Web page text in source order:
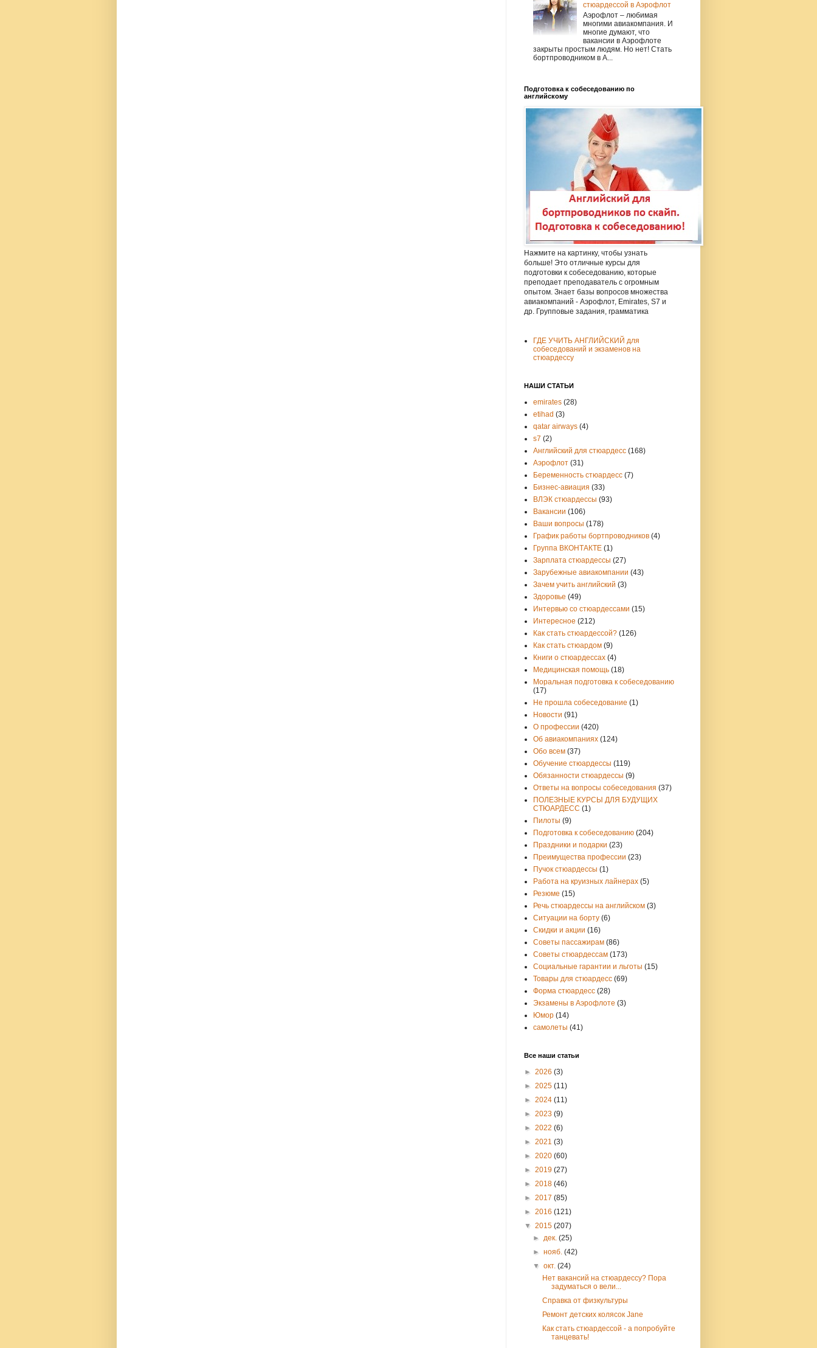
стюардессой в Аэрофлот
Аэрофлот – любимая
многими авиакомпания. И
многие думают, что
вакансии в Аэрофлоте
закрыты простым людям. Но нет! Стать
бортпроводником в А...
Подготовка к собеседованию по
английскому
Нажмите на картинку, чтобы узнать
больше! Это отличные курсы для
подготовки к собеседованию, которые
преподает преподаватель с огромным
опытом. Знает базы вопросов множества
авиакомпаний - Аэрофлот, Emirates, S7 и
др. Групповые задания, грамматика
ГДЕ УЧИТЬ АНГЛИЙСКИЙ для
собеседований и экзаменов на
стюардессу
НАШИ СТАТЬИ
emirates (28)
etihad (3)
qatar airways (4)
s7 (2)
Английский для стюардесс (168)
Аэрофлот (31)
Беременность стюардесс (7)
Бизнес-авиация (33)
ВЛЭК стюардессы (93)
Вакансии (106)
Ваши вопросы (178)
График работы бортпроводников (4)
Группа ВКОНТАКТЕ (1)
Зарплата стюардессы (27)
Зарубежные авиакомпании (43)
Зачем учить английский (3)
Здоровье (49)
Интервью со стюардессами (15)
Интересное (212)
Как стать стюардессой? (126)
Как стать стюардом (9)
Книги о стюардессах (4)
Медицинская помощь (18)
Моральная подготовка к собеседованию
(17)
Не прошла собеседование (1)
Новости (91)
О профессии (420)
Об авиакомпаниях (124)
Обо всем (37)
Обучение стюардессы (119)
Обязанности стюардессы (9)
Ответы на вопросы собеседования (37)
ПОЛЕЗНЫЕ КУРСЫ ДЛЯ БУДУЩИХ
СТЮАРДЕСС (1)
Пилоты (9)
Подготовка к собеседованию (204)
Праздники и подарки (23)
Преимущества профессии (23)
Пучок стюардессы (1)
Работа на круизных лайнерах (5)
Резюме (15)
Речь стюардессы на английском (3)
Ситуации на борту (6)
Скидки и акции (16)
Советы пассажирам (86)
Советы стюардессам (173)
Социальные гарантии и льготы (15)
Товары для стюардесс (69)
Форма стюардесс (28)
Экзамены в Аэрофлоте (3)
Юмор (14)
самолеты (41)
Все наши статьи
► 2026 (3)
► 2025 (11)
► 2024 (11)
► 2023 (9)
► 2022 (6)
► 2021 (3)
► 2020 (60)
► 2019 (27)
► 2018 (46)
► 2017 (85)
► 2016 (121)
▼ 2015 (207)
►дек.(25)
►нояб.(42)
▼окт.(24)
Нет вакансий на стюардессу? Пора
задуматься о вели...
Справка от физкультуры
Ремонт детских колясок Jane
Как стать стюардессой - а попробуйте
танцевать!